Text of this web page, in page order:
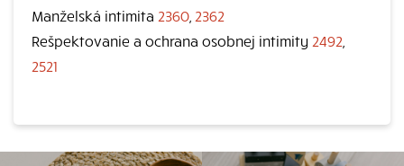
Manželská intimita 2360 2362
Rešpektovanie a ochrana osobnej intimity 2492
2521